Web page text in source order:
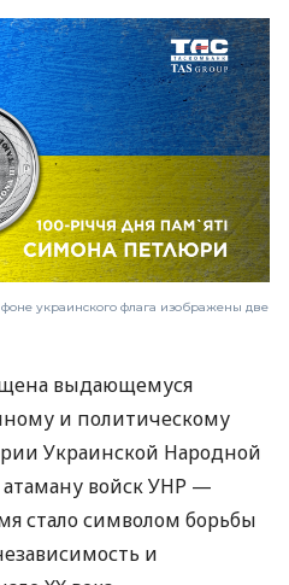
украинского флага изображены две
выдающемуся
и политическому
Украинской Народной
войск УНР —
стало символом борьбы
и